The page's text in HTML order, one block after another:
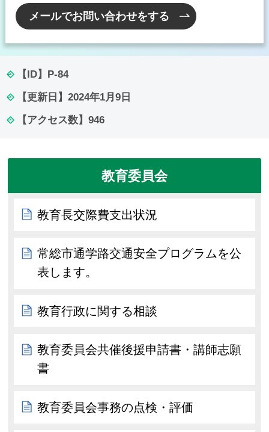
メールでお問い合わせをする
【ID】 P-84
【更新日】 2024年1月9日
【アクセス数】 946
教育委員会
教育長交際費支出状況
常総市通学路交通安全プログラムを公
表します。
教育行政に関する相談
教育委員会共催後援申請書・講師志願
書
教育委員会事務の点検・評価